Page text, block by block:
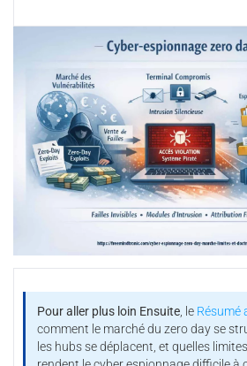
Pour aller plus loin Ensuite, le Résumé
comment le marché du zero day se
les hubs se déplacent, et quelles